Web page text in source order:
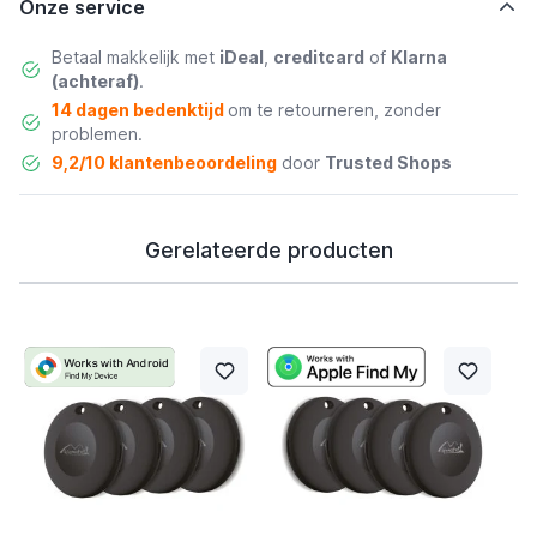
Onze service
Betaal makkelijk met iDeal creditcard of Klarna
(achteraf).
14 dagen bedenktijd om te retourneren, zonder
problemen.
9,2/10 klantenbeoordelingdoor Trusted Shops
Gerelateerde producten